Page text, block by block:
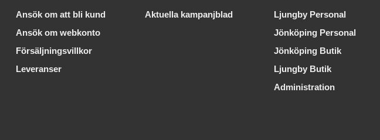
Ansök om att bli kund
Ansök om webkonto
Försäljningsvillkor
Leveranser
Aktuella kampanjblad
Ljungby Personal
Jönköping Personal
Jönköping Butik
Ljungby Butik
Administration